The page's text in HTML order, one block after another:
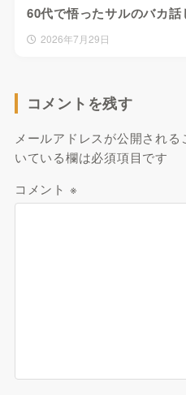
60代で悟ったサルのバカ話
2026年7月29日
コメントを残す
メールアドレスが公開される
いている欄は必須項目です
コメント ※